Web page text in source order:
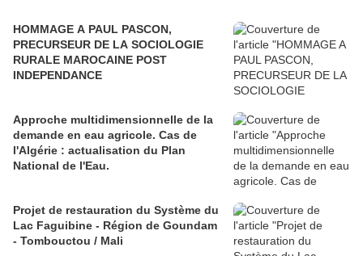
HOMMAGE A PAUL PASCON,
PRECURSEUR DE LA SOCIOLOGIE
RURALE MAROCAINE POST
INDEPENDANCE
Approche multidimensionnelle de la
demande en eau agricole. Cas de
l'Algérie : actualisation du Plan
National de l'Eau.
Projet de restauration du Système du
Lac Faguibine - Région de Goundam
- Tombouctou / Mali